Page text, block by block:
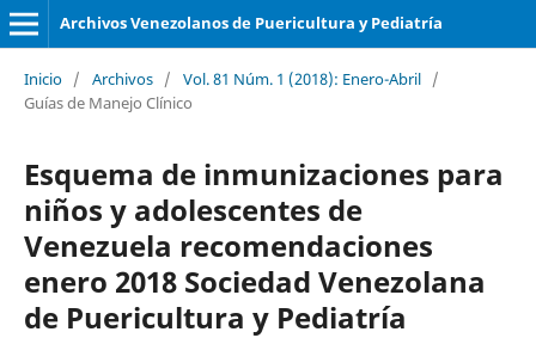
Archivos Venezolanos de Puericultura y Pediatría
Inicio / Archivos / Vol. 81 Núm. 1 (2018): Enero-Abril /
Guías de Manejo Clínico
Esquema de inmunizaciones para
niños y adolescentes de
Venezuela recomendaciones
enero 2018 Sociedad Venezolana
de Puericultura y Pediatría